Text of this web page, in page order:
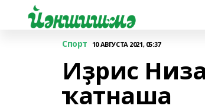
Спорт 10 АВГУСТА 2021, 05:37
Иҙрис
ҡатнаша